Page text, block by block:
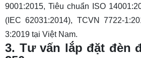
9001:2015, Tiêu chuẩn ISO
(IEC 62031:2014), TCVN 7722-
3:2019 tại Việt Nam.
3. Tư vấn lắp đặt đèn